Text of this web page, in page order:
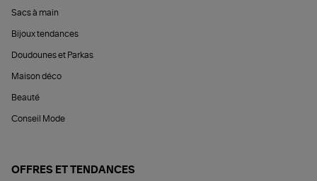
Sacs à main
Bijoux tendances
Doudounes et Parkas
Maison déco
Beauté
Conseil Mode
OFFRES ET TENDANCES